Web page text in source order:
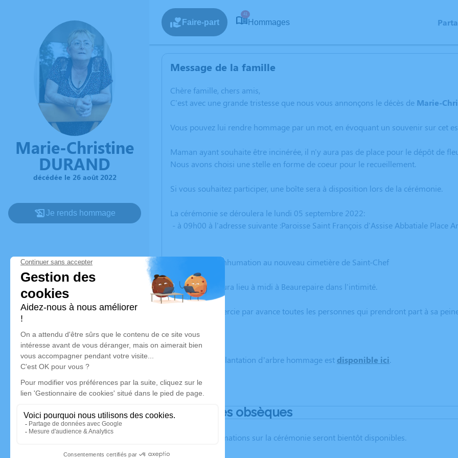
Marie-Christine
DURAND
décédée le 26 août 2022
Je rends hommage
Faire-part
41
Hommages
Message de la famille
Chère famille, chers amis,
C'est avec une grande tristesse que nous vous annonçons le décès de Marie-
Vous pouvez lui rendre hommage par un mot, en évoquant un souvenir sur cet
Maman ayant souhaite être incinérée, il n'y aura pas de place pour le dépôt de
Nous avons choisi une stelle en forme de coeur pour le recueillement.
Si vous souhaitez participer, une boîte sera à disposition lors de la cérémonie.
La cérémonie se déroulera le lundi 05 septembre 2022:
- à 09h00 à l'adresse suivante :Paroisse Saint François d'Assise Abbatiale Place
- à 17h pour l'inhumation au nouveau cimetière de Saint-Chef
La crémation aura lieu à midi à Beaurepaire dans l'intimité.
La famille remercie par avance toutes les personnes qui prendront part à sa
Un service de plantation d’arbre hommage est disponible ici.
Déroulé des obsèques
Les informations sur la cérémonie seront bientôt disponibles.